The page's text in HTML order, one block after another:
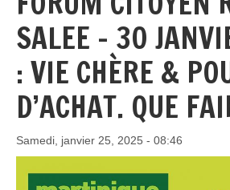
SALEE - 30
: VIE CHÈRE &
D’ACHAT. QUE
Samedi, janvier 25, 2025 - 08:46